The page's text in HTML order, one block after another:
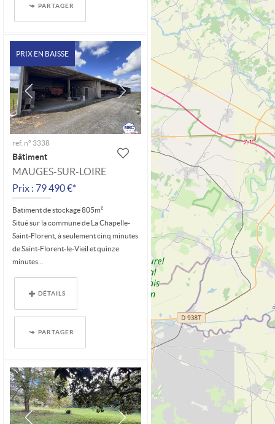
PARTAGER
PRIX EN BAISSE
ref. n° 3338
Bâtiment
MAUGES-SUR-LOIRE
Prix : 79 490 €*
Batiment de stockage 805m²
Situé sur la commune de La Chapelle-
Saint-Florent, à seulement cinq minutes
de Saint-Florent-le-Vieil et quinze
minutes...
DÉTAILS
PARTAGER